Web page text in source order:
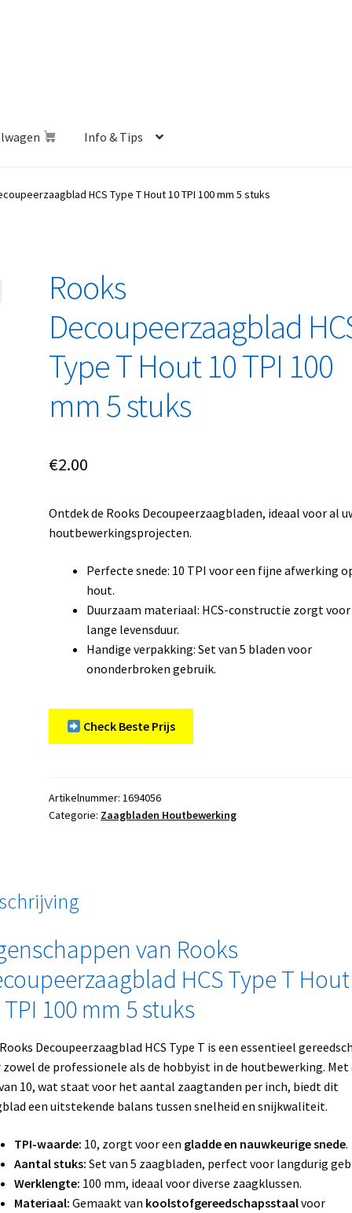
Info & Tips
Shop Betalen en Verzenden BlogContactKlantenservice
HCS Type T Hout 10 TPI 100 mm 5 stuks
Rooks
Decoupeerzaagblad
Type T Hout 10 TPI 100
mm 5 stuks
€2.00
Ontdek de Rooks Decoupeerzaagbladen, ideaal voor al
houtbewerkingsprojecten.
Perfecte snede: 10 TPI voor een fijne afwerking
hout.
Duurzaam materiaal: HCS-constructie zorgt voor
lange levensduur.
Handige verpakking: Set van 5 bladen voor
ononderbroken gebruik.
Check Beste Prijs
Artikelnummer:1694056
Categorie: Zaagbladen Houtbewerking
van Rooks
HCS Type T Hout
TPI 100 mm 5 stuks
Decoupeerzaagblad HCS Type T is een essentieel
zowel de professionele als de hobbyist in de houtbewerking. Met
10, wat staat voor het aantal zaagtanden per inch, biedt dit
een uitstekende balans tussen snelheid en snijkwaliteit.
TPI-waarde: 10, zorgt voor een gladde en nauwkeurige snede.
Aantal stuks: Set van 5 zaagbladen, perfect voor langdurig
Werklengte: 100 mm, ideaal voor diverse zaagklussen.
Materiaal: Gemaakt van koolstofgereedschapsstaalvoor